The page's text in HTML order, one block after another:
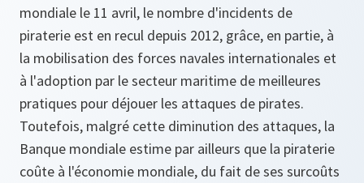
mondiale le 11 avril, le nombre d'incidents de
piraterie est en recul depuis 2012, grâce, en partie, à
la mobilisation des forces navales internationales et
à l'adoption par le secteur maritime de meilleures
pratiques pour déjouer les attaques de pirates.
Toutefois, malgré cette diminution des attaques, la
Banque mondiale estime par ailleurs que la piraterie
coûte à l'économie mondiale, du fait de ses surcoûts